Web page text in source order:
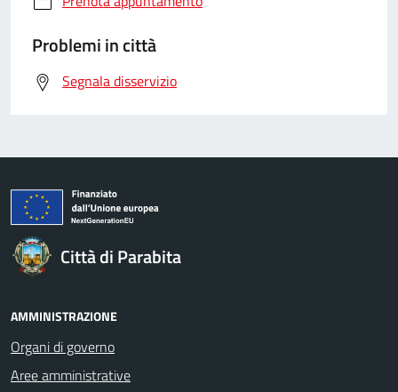
Problemi in città
Segnala disservizio
Città di Parabita
AMMINISTRAZIONE
Organi di governo
Aree amministrative